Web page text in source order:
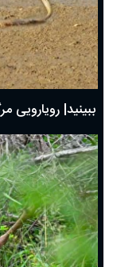
ببینید| رویارویی